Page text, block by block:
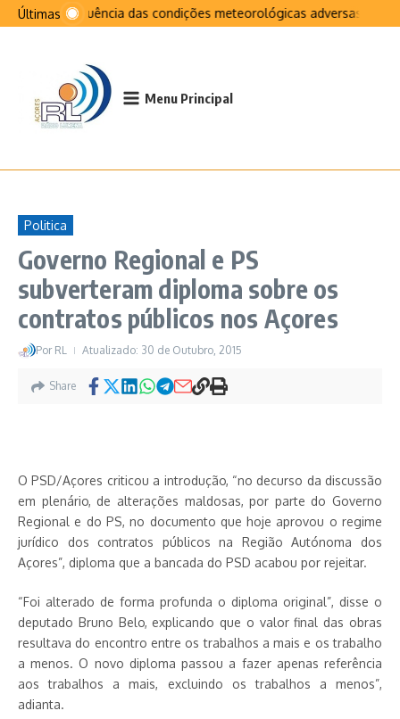
Ir para o conteúdo
ÚltimasNa sequência das condições meteorológicas adversas que
Menu Principal
Politica
Governo Regional e PS
subverteram diploma sobre os
contratos públicos nos Açores
Por RL Atualizado: 30 de Outubro, 2015
Share
O PSD/Açores criticou a introdução, “no decurso da discussão
em plenário, de alterações maldosas, por parte do Governo
Regional e do PS, no documento que hoje aprovou o regime
jurídico dos contratos públicos na Região Autónoma dos
Açores”, diploma que a bancada do PSD acabou por rejeitar.
“Foi alterado de forma profunda o diploma original”, disse o
deputado Bruno Belo, explicando que o valor final das obras
resultava do encontro entre os trabalhos a mais e os trabalho
a menos. O novo diploma passou a fazer apenas referência
aos trabalhos a mais, excluindo os trabalhos a menos”,
adianta.